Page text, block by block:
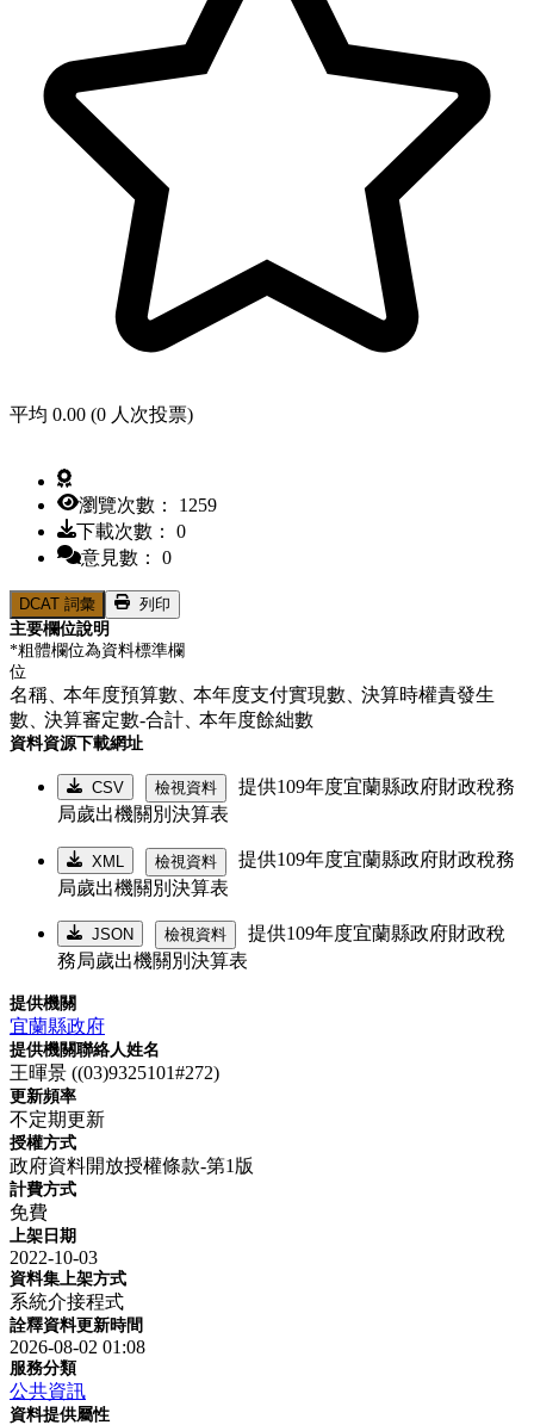
平均 0.00 (0 人次投票)
瀏覽次數： 1259
下載次數： 0
意見數： 0
DCAT 詞彙
列印
主要欄位說明
*粗體欄位為資料標準欄
位
名稱、本年度預算數、本年度支付實現數、決算時權責發生
數、決算審定數-合計、本年度餘絀數
資料資源下載網址
CSV 檢視資料
提供109年度宜蘭縣政府財政稅務
局歲出機關別決算表
XML 檢視資料
提供109年度宜蘭縣政府財政稅務
局歲出機關別決算表
JSON 檢視資料
提供109年度宜蘭縣政府財政稅
務局歲出機關別決算表
提供機關
宜蘭縣政府
提供機關聯絡人姓名
王暉景 ((03)9325101#272)
更新頻率
不定期更新
授權方式
政府資料開放授權條款-第1版
計費方式
免費
上架日期
2022-10-03
資料集上架方式
系統介接程式
詮釋資料更新時間
2026-08-02 01:08
服務分類
公共資訊
資料提供屬性